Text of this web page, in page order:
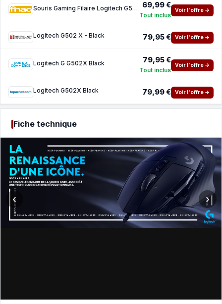
Souris Gaming Filaire Logitech G502 X pour Mac ou PC Black 69,99 €
Tout inclus
Voir l'offre →
Logitech G502 X - Black 79,95 € Voir l'offre →
Logitech G G502X Black 79,95 €
Tout inclus
Voir l'offre →
Logitech G502X Black 79,99 € Voir l'offre →
Fiche technique
‹ ›